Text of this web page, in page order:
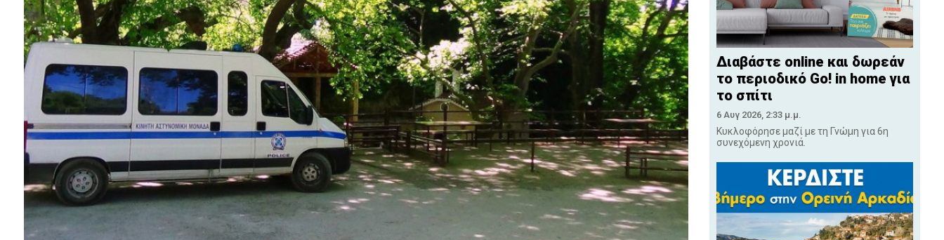
Διαβάστε online και δωρεάν
το περιοδικό Go! in home για
το σπίτι
6 Αυγ 2026, 2:33 μ.μ.
Κυκλοφόρησε μαζί με τη Γνώμη για 6η
συνεχόμενη χρονιά.